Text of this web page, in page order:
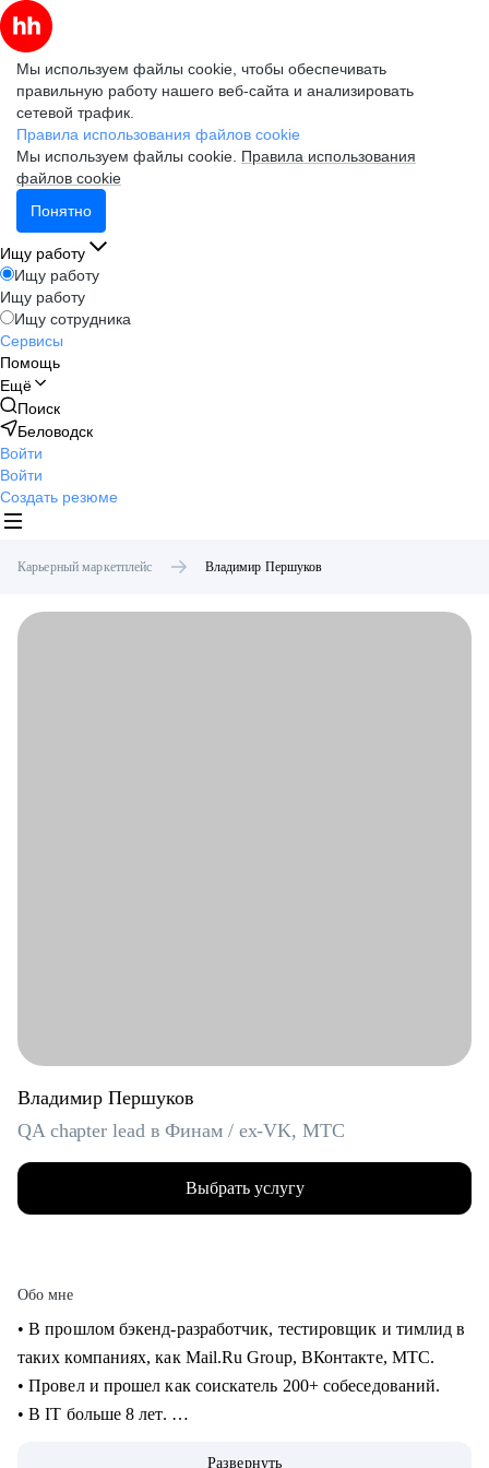
Мы используем файлы cookie, чтобы обеспечивать
правильную работу нашего веб-сайта и анализировать
сетевой трафик.
Правила использования файлов cookie
Мы используем файлы cookie. Правила использования
файлов cookie
Понятно
Ищу работу
Ищу работу
Ищу работу
Ищу сотрудника
Сервисы
Помощь
Ещё
Поиск
Беловодск
Войти
Войти
Создать резюме
Карьерный маркетплейс Владимир Першуков
Владимир Першуков
QA chapter lead в Финам / ex-VK, МТС
Выбрать услугу
Обо мне
• В прошлом бэкенд-разработчик, тестировщик и тимлид в
таких компаниях, как Mail.Ru Group, ВКонтакте, МТС.
• Провел и прошел как соискатель 200+ собеседований.
• В IT больше 8 лет.
Развернуть